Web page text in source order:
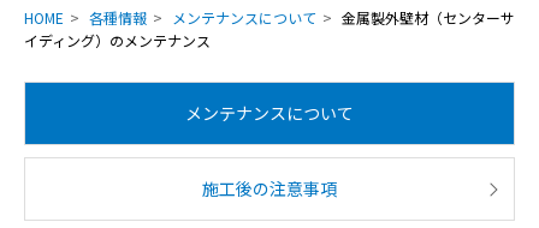
HOME 各種情報 メンテナンスについて
金属製外壁材（センターサ
イディング）のメンテナンス
メンテナンスについて
施工後の注意事項